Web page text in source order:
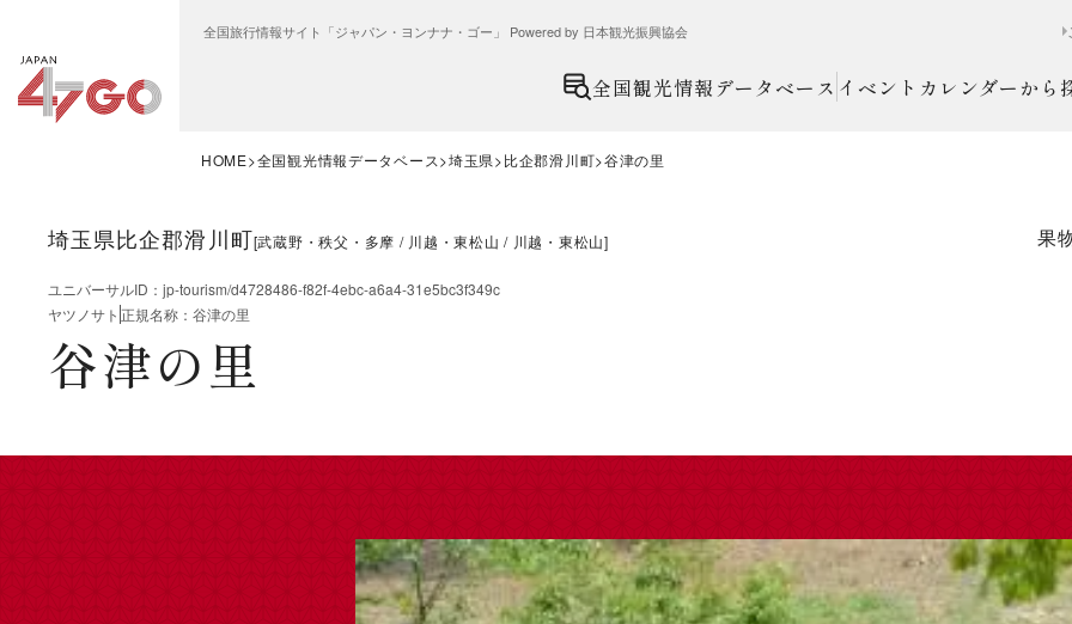
全国旅行情報サイト「ジャパン・ヨンナナ・ゴー」 Powered by 日本観光振興協会
全国観光情報データベース イベントカレンダーから
HOME 全国観光情報データベース 埼玉県 比企郡滑川町 谷津の里
埼玉県比企郡滑川町[武蔵野・秩父・多摩 川越・東松山 川越・東松山] 果
ユニバーサルID ： jp-tourism/d4728486-f82f-4ebc-a6a4-31e5bc3f349c
ヤツノサト 正規名称 ： 谷津の里
谷津の里